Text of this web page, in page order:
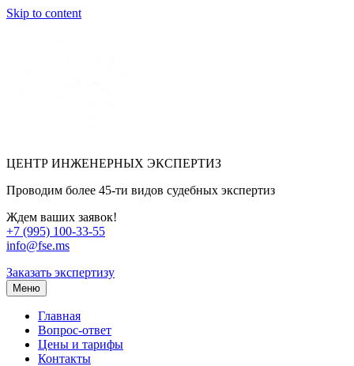
Skip to content
ЦЕНТР ИНЖЕНЕРНЫХ ЭКСПЕРТИЗ
Проводим более 45-ти видов судебных экспертиз
Ждем ваших заявок!
+7 (995) 100-33-55
info@fse.ms
Заказать экспертизу
Меню
Главная
Вопрос-ответ
Цены и тарифы
Контакты